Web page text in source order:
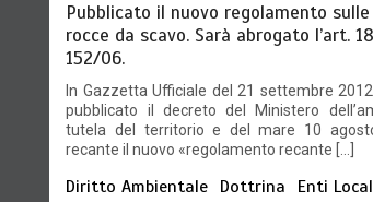
Pubblicato il nuovo regolamento
rocce da scavo. Sarà abrogato l’art.
152/06.
In Gazzetta Ufficiale del 21 settembre
pubblicato il decreto del Ministero
tutela del territorio e del mare 10
recante il nuovo «regolamento recante […]
Diritto Ambientale Dottrina
Enti